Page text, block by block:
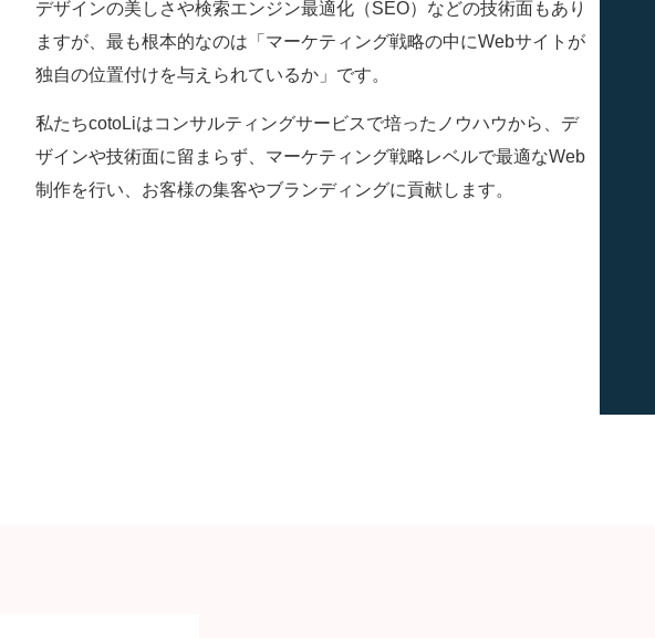
デザインの美しさや検索エンジン最適化（SEO）などの技術面もあり
ますが、最も根本的なのは「マーケティング戦略の中にWebサイトが
独自の位置付けを与えられているか」です。
私たちcotoLiはコンサルティングサービスで培ったノウハウから、デ
ザインや技術面に留まらず、マーケティング戦略レベルで最適なWeb
制作を行い、お客様の集客やブランディングに貢献します。